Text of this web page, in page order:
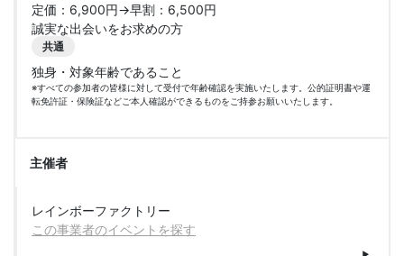
定価：6,900円→早割：6,500円
誠実な出会いをお求めの方
共通
独身・対象年齢であること
※すべての参加者の皆様に対して受付で年齢確認を実施いたします。公的証明書や運
転免許証・保険証などご本人確認ができるものをご持参お願いいたします。
主催者
レインボーファクトリー
この事業者のイベントを探す